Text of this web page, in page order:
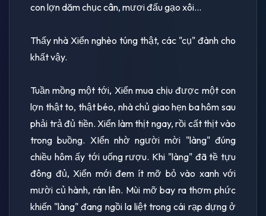
con lợn dăm chục cân, mươi đấu gạo xôi...
Thấy nhà Xiển nghèo túng thật, các "cụ" đành cho
khất vậy.
Tuần mồng một tới, Xiển mua chịu được một con
lợn thật to, thật béo, nhà chủ giao hẹn ba hôm sau
phải trả đủ tiền. Xiển làm thịt ngay, rồi cất thịt vào
trong buồng. XIển nhờ người mời "làng" đúng
chiều hôm ấy tới uống rượu. Khi "làng" đã tề tựu
đông đủ, Xiển mới đem ít mỡ bỏ vào xanh với
mười củ hành, rán lên. Mùi mỡ bay ra thơm phức
khiến "làng" đang ngồi la liệt trong cái rạp dựng ở